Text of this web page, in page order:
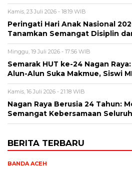
Kamis, 23 Juli 2026 - 18:19 WIB
Peringati Hari Anak Nasional
Tanamkan Semangat Disiplin
Minggu, 19 Juli 2026 - 17:56 WIB
Semarak HUT ke-24 Nagan
Alun-Alun Suka Makmue, Siswi
Kamis, 16 Juli 2026 - 21:18 WIB
Nagan Raya Berusia 24 Tahun:
Semangat Kebersamaan
BERITA TERBARU
BANDA ACEH